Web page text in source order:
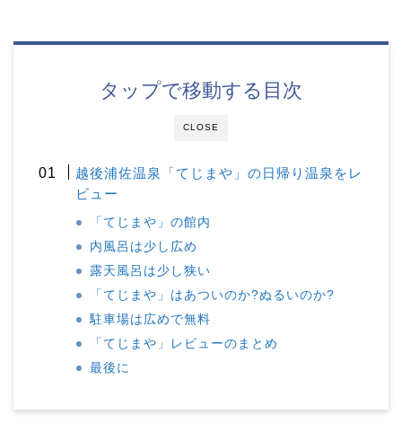
CLOSE
タップで移動する目次
越後浦佐温泉「てじまや」の日帰り温泉をレ
ビュー
「てじまや」の館内
内風呂は少し広め
露天風呂は少し狭い
「てじまや」はあついのか?ぬるいのか?
駐車場は広めで無料
「てじまや」レビューのまとめ
最後に